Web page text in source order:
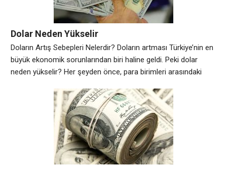
Dolar Neden Yükselir
Doların Artış Sebepleri Nelerdir? Doların artması Türkiye’nin en
büyük ekonomik sorunlarından biri haline geldi. Peki dolar
neden yükselir? Her şeyden önce, para birimleri arasındaki
ekonomisindeki güçlü büyüme, yatırımcıların ABD’ye olan
ilgisini artırır ve sonuç olarak doların değerini artırır. Bir diğer
faktör ise ABD’nin para politikasıdır. ABD Merkez